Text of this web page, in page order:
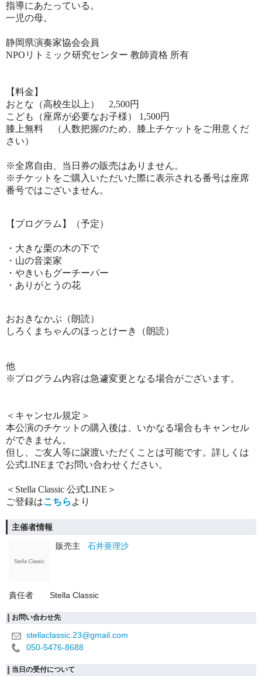
指導にあたっている。
一児の母。
静岡県演奏家協会会員
NPOリトミック研究センター 教師資格 所有
【料金】
おとな（高校生以上） 2,500円
こども（座席が必要なお子様） 1,500円
膝上無料 （人数把握のため、膝上チケットをご用意くだ
さい）
※全席自由、当日券の販売はありません。
※チケットをご購入いただいた際に表示される番号は座席
番号ではございません。
【プログラム】（予定）
・大きな栗の木の下で
・山の音楽家
・やきいもグーチーパー
・ありがとうの花
おおきなかぶ（朗読）
しろくまちゃんのほっとけーき（朗読）
他
※プログラム内容は急遽変更となる場合がございます。
＜キャンセル規定＞
本公演のチケットの購入後は、いかなる場合もキャンセル
ができません。
但し、
ご友人等に譲渡いただくことは可能です。詳しくは
公式LINEまでお問い合わせください。
＜Stella Classic 公式LINE＞
ご登録はこちら より
主催者情報
販売主
石井亜理沙
責任者 Stella Classic
お問い合わせ先
stellaclassic.23@gmail.com
050-5476-8688
当日の受付について